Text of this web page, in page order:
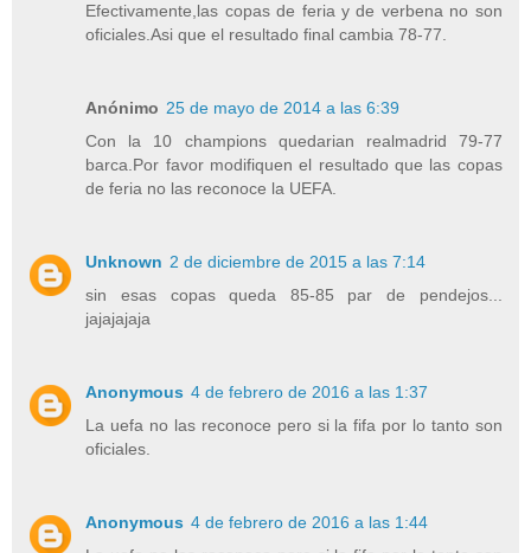
Efectivamente,las copas de feria y de verbena no son
oficiales.Asi que el resultado final cambia 78-77.
Anónimo 25 de mayo de 2014 a las 6:39
Con la 10 champions quedarian realmadrid 79-77
barca.Por favor modifiquen el resultado que las copas
de feria no las reconoce la UEFA.
Unknown 2 de diciembre de 2015 a las 7:14
sin esas copas queda 85-85 par de pendejos...
jajajajaja
Anonymous 4 de febrero de 2016 a las 1:37
La uefa no las reconoce pero si la fifa por lo tanto son
oficiales.
Anonymous 4 de febrero de 2016 a las 1:44